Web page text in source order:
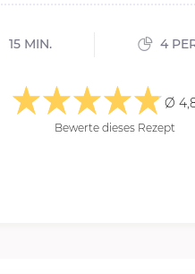
15 MIN. 4
Ø
Bewerte dieses Rezept